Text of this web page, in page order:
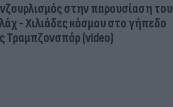
στην παρουσίαση του
- Χιλιάδες κόσμου στο γήπεδο
Τραμπζονσπόρ (video)